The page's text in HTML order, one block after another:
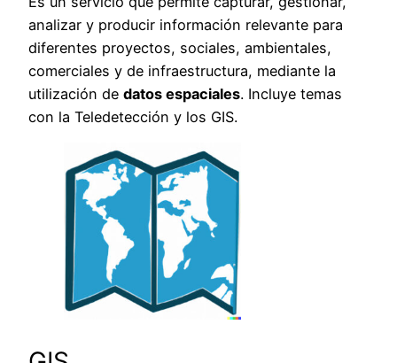
analizar y producir información relevante para
diferentes proyectos, sociales, ambientales,
comerciales y de infraestructura, mediante la
utilización de datos espaciales. Incluye temas
con la Teledetección y los GIS.